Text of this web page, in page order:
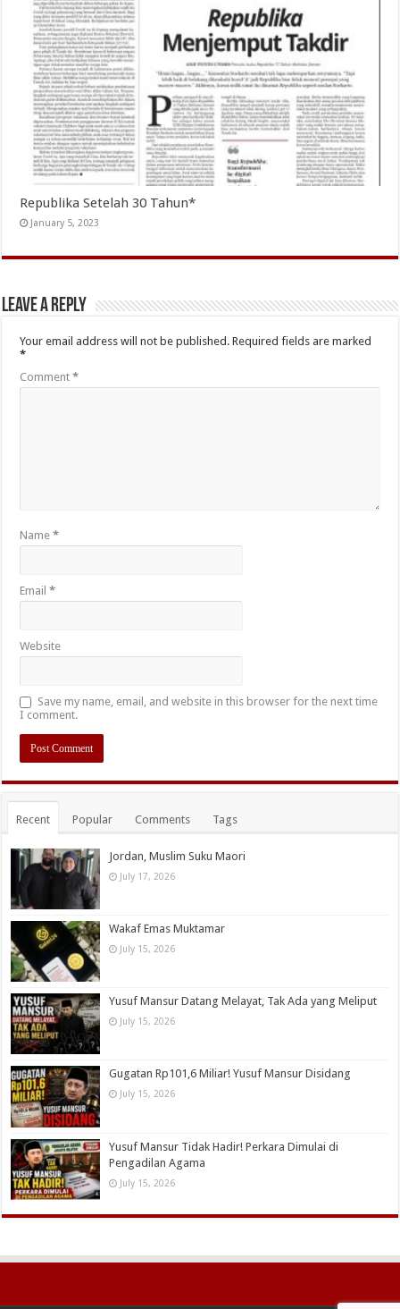
Republika Setelah 30 Tahun*
January 5, 2023
Leave a Reply
Your email address will not be published. Required fields are marked
*
Comment*
Name*
Email*
Website
Save my name, email, and website in this browser for the next time
I comment.
Recent Popular Comments Tags
Jordan, Muslim Suku Maori
July 17, 2026
Wakaf Emas Muktamar
July 15, 2026
Yusuf Mansur Datang Melayat, Tak Ada yang Meliput
July 15, 2026
Gugatan Rp101,6 Miliar! Yusuf Mansur Disidang
July 15, 2026
Yusuf Mansur Tidak Hadir! Perkara Dimulai di
Pengadilan Agama
July 15, 2026